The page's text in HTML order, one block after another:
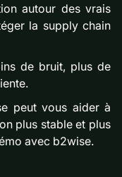
autour des vrais
la supply chain
de bruit, plus de
peut vous aider à
plus stable et plus
avec b2wise.